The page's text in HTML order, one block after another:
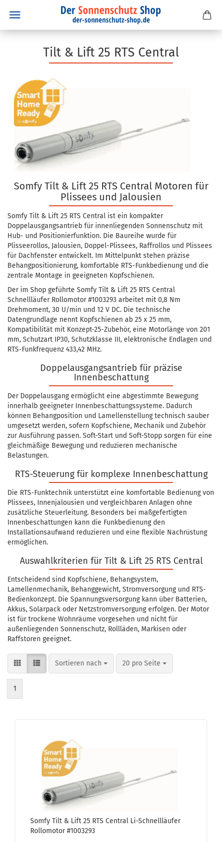
Tilt & Lift 25 RTS Central
Somfy Tilt & Lift 25 RTS Central Motoren für
Plissees und Jalousien
Somfy Tilt & Lift 25 RTS Central ist ein kompakter
Doppelausgangsantrieb für innenliegenden Sonnenschutz mit
Hub- und Positionierfunktion. Die Baureihe wurde für
Plisseerollos, Jalousien, Doppel-Plissees, Raffrollos und Plissees
für Dachfenster entwickelt. Im Mittelpunkt stehen präzise
Behangpositionierung, komfortable RTS-Funkbedienung und die
zentrale Montage in geeigneten Kopfschienen.
Der im Shop geführte Somfy Tilt & Lift 25 RTS Central
Schnellläufer Rollomotor #1003293 arbeitet mit 0,8 Nm
Drehmoment, 30 U/min und 12 V DC. Die technische
Datengrundlage nennt Kopfschienen ab 25 x 25 mm,
Kompatibilität mit Konzept-25-Zubehör, eine Motorlänge von 201
mm, Schutzart IP30, Schutzklasse III, elektronische Endlagen und
RTS-Funkfrequenz 433,42 MHz.
Doppelausgangsantrieb für präzise
Innenbeschattung
Der Doppelausgang ermöglicht eine abgestimmte Bewegung
innerhalb geeigneter Innenbeschattungssysteme. Dadurch
können Behangposition und Lamellenstellung technisch sauber
umgesetzt werden, sofern Kopfschiene, Mechanik und Zubehör
zur Ausführung passen. Soft-Start und Soft-Stopp sorgen für eine
gleichmäßige Bewegung und reduzieren mechanische
Belastungen.
RTS-Steuerung für komplexe Innenbeschattung
Die RTS-Funktechnik unterstützt eine komfortable Bedienung von
Plissees, Innenjalousien und vergleichbaren Anlagen ohne
zusätzliche Steuerleitung. Besonders bei maßgefertigten
Innenbeschattungen kann die Funkbedienung den
Installationsaufwand reduzieren und eine flexible Nachrüstung
ermöglichen.
Auswahlkriterien für Tilt & Lift 25 RTS Central
Entscheidend sind Kopfschiene, Behangsystem,
Lamellenmechanik, Behanggewicht, Stromversorgung und RTS-
Bedienkonzept. Die Spannungsversorgung kann über Batterien,
Akkus, Solarpack oder Netzstromversorgung erfolgen. Der Motor
ist für trockene Wohnräume vorgesehen und nicht für
außenliegenden Sonnenschutz, Rollläden, Markisen oder
Raffstoren geeignet.
Sortieren nach
Sortieren nach 20 pro Seite
pro Seite
1
Somfy Tilt & Lift 25 RTS Cen­tral Li-​Schnell­läu­fer
Rol­lo­mo­tor #1003293